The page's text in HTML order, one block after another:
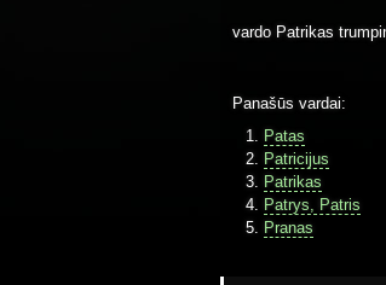
vardo Patrikas
Panašūs vardai:
Patas
Patricijus
Patrikas
Patrys, Patris
Pranas